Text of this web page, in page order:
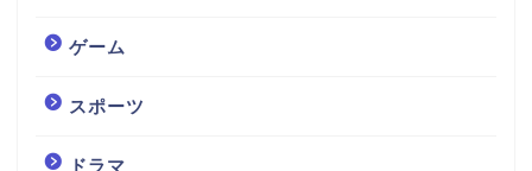
ゲーム
スポーツ
ドラマ